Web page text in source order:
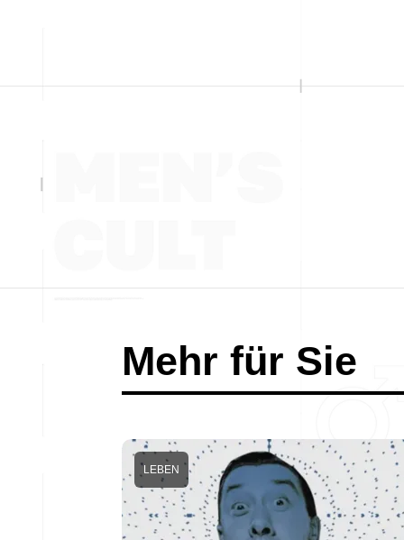
Mehr für Sie
LEBEN